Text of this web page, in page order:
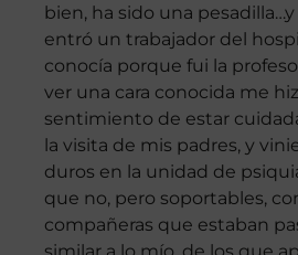
bien, ha sido una
entró un trabajador del
conocía porque fui la
ver una cara conocida me
sentimiento de estar
la visita de mis padres, y
duros en la unidad de
que no, pero soportables,
compañeras que estaban